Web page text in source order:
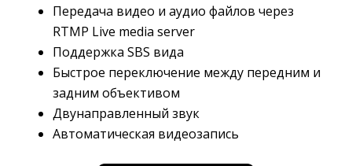
Передача видео и аудио файлов через
RTMP Live media server
Поддержка SBS вида
Быстрое переключение между передним и
задним объективом
Двунаправленный звук
Автоматическая видеозапись